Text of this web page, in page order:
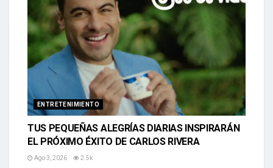
ENTRETENIMIENTO
TUS PEQUEÑAS ALEGRÍAS DIARIAS INSPIRARÁN
EL PRÓXIMO ÉXITO DE CARLOS RIVERA
Ago 3, 2026 2.5k